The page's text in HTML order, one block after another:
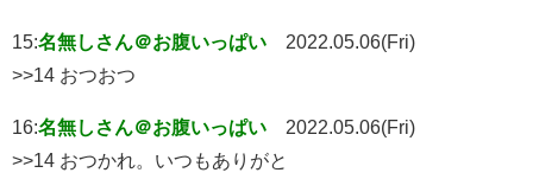
15:名無しさん＠お腹いっぱい
2022.05.06(Fri)
>>14 おつおつ
16:名無しさん＠お腹いっぱい
2022.05.06(Fri)
>>14 おつかれ。いつもありがと